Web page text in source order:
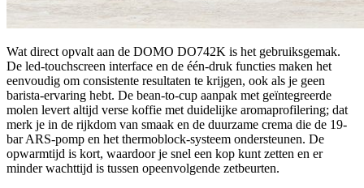
Wat direct opvalt aan de DOMO DO742K is het gebruiksgemak.
De led-touchscreen interface en de één-druk functies maken het
eenvoudig om consistente resultaten te krijgen, ook als je geen
barista-ervaring hebt. De bean-to-cup aanpak met geïntegreerde
molen levert altijd verse koffie met duidelijke aromaprofilering; dat
merk je in de rijkdom van smaak en de duurzame crema die de 19-
bar ARS-pomp en het thermoblock-systeem ondersteunen. De
opwarmtijd is kort, waardoor je snel een kop kunt zetten en er
minder wachttijd is tussen opeenvolgende zetbeurten.